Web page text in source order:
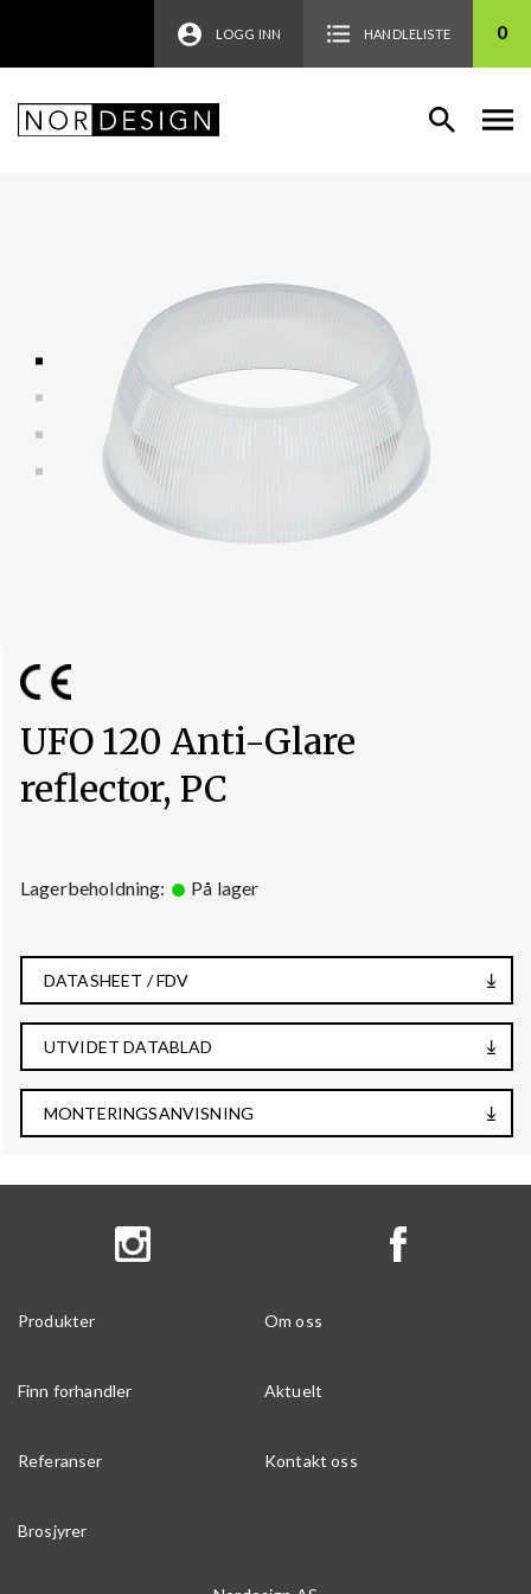
LOGG INN HANDLELISTE 0
UFO 120 Anti-Glare
reflector, PC
Lagerbeholdning: På lager
DATASHEET / FDV
UTVIDET DATABLAD
MONTERINGSANVISNING
Produkter Om oss
Finn forhandler Aktuelt
Referanser Kontakt oss
Brosjyrer